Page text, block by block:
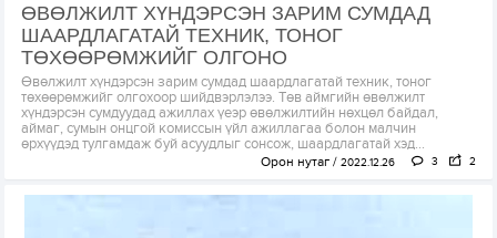
ӨВӨЛЖИЛТ ХҮНДЭРСЭН ЗАРИМ СУМДАД
ШААРДЛАГАТАЙ ТЕХНИК, ТОНОГ
ТӨХӨӨРӨМЖИЙГ ОЛГОНО
Өвөлжилт хүндэрсэн зарим сумдад шаардлагатай техник, тоног
төхөөрөмжийг олгохоор шийдвэрлэлээ. Төв аймгийн өвөлжилт
хүндэрсэн сумдуудад ажиллах үеэр өвөлжилтийн нөхцөл байдал,
аймаг, сумын онцгой комиссын үйл ажиллагаа болон малчин
өрхүүдэд тулгамдаж буй асуудлыг сонсож, шаардлагатай хэд...
Орон нутаг 2022.12.26 3 2